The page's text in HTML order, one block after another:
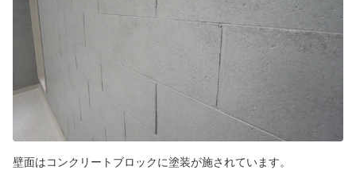
壁面はコンクリートブロックに塗装が施されています。